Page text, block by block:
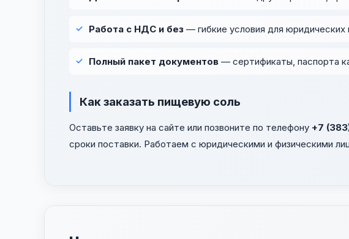
Работа с НДС и без — гибкие условия для юридических
Полный пакет документов — сертификаты, паспорта
Как заказать пищевую соль
Оставьте заявку на сайте или позвоните по телефону +7
сроки поставки. Работаем с юридическими и физическими